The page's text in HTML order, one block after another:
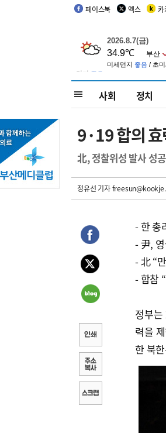
페이스북 엑스 카
사회 정치
9·19 합의
北, 정찰위성 발사 성
정유선 기자
- 한 총
- 尹,
- 北 “
- 합참
정부
력을
한 북